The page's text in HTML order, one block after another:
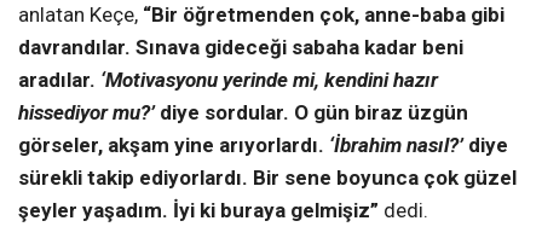
anlatan Keçe, “Bir öğretmenden çok, anne-baba gibi
davrandılar. Sınava gideceği sabaha kadar beni
aradılar. ‘Motivasyonu yerinde mi, kendini hazır
hissediyor mu?’diye sordular. O gün biraz üzgün
görseler, akşam yine arıyorlardı. ‘İbrahim nasıl?’diye
sürekli takip ediyorlardı. Bir sene boyunca çok güzel
şeyler yaşadım. İyi ki buraya gelmişiz” dedi.